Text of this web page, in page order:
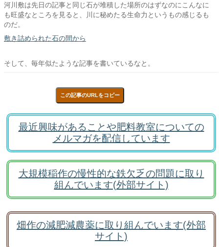
河川敷は先日の記事と同じ石が堆積した場所のはずなのにこんなに
も旺盛なところを見ると、川に秘めたる生命力というもの感じるも
のだ。
敷き詰められた石の間から
そして、毎年似たような記事を書いているなと。
この記事のURLをコピー
最近興味があることや肥料教室についての
メルマガを配信しています
大規模稲作の慢性的な鉄欠乏の問題に取り
組んでいます(外部サイト)
畑作の減肥減農薬に取り組んでいます(外部
サイト)